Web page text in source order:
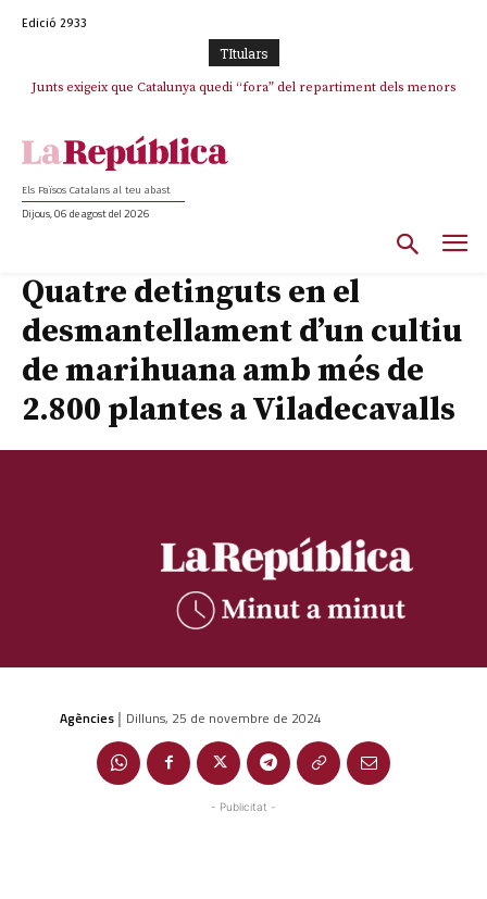
Edició 2933
TItulars
Junts exigeix que Catalunya quedi “fora” del repartiment dels menors
Junqueras demana a l’Estat que assumeixi “responsabilitats” pel “drama
Els Països Catalans al teu abast
Dijous, 06 de agost del 2026
Quatre detinguts en el
desmantellament d’un cultiu
de marihuana amb més de
2.800 plantes a Viladecavalls
Agències | Dilluns, 25 de novembre de 2024
- Publicitat -